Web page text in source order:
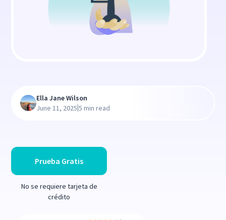
Prueba Gratis
No se requiere tarjeta de
crédito
Ella Jane Wilson
June 11, 2025|5 min read